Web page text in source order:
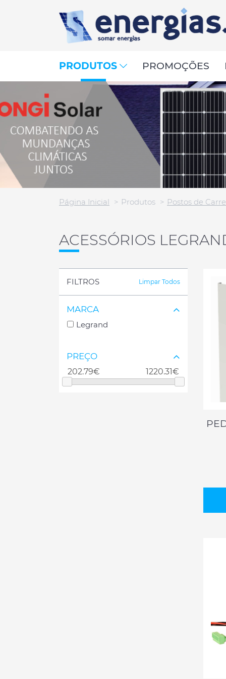
PRODUTOS PROMOÇÕES
Página Inicial Produtos Postos de
ACESSÓRIOS
FILTROS Limpar Todos
MARCA
Legrand
PREÇO